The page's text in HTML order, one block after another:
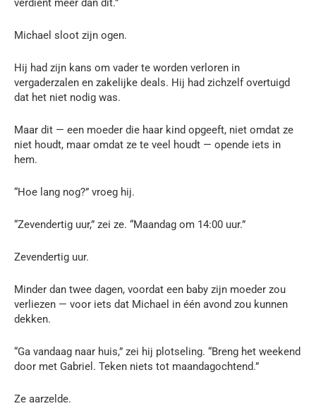
verdient meer dan dit.”
Michael sloot zijn ogen.
Hij had zijn kans om vader te worden verloren in
vergaderzalen en zakelijke deals. Hij had zichzelf overtuigd
dat het niet nodig was.
Maar dit — een moeder die haar kind opgeeft, niet omdat ze
niet houdt, maar omdat ze te veel houdt — opende iets in
hem.
“Hoe lang nog?” vroeg hij.
“Zevendertig uur,” zei ze. “Maandag om 14:00 uur.”
Zevendertig uur.
Minder dan twee dagen, voordat een baby zijn moeder zou
verliezen — voor iets dat Michael in één avond zou kunnen
dekken.
“Ga vandaag naar huis,” zei hij plotseling. “Breng het weekend
door met Gabriel. Teken niets tot maandagochtend.”
Ze aarzelde.